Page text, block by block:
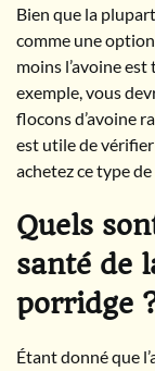
Bien que la
comme une
moins l’avoine
exemple, vous
flocons d’avoine
est utile de
achetez ce type
Quels
santé de
porridge
Étant donné que